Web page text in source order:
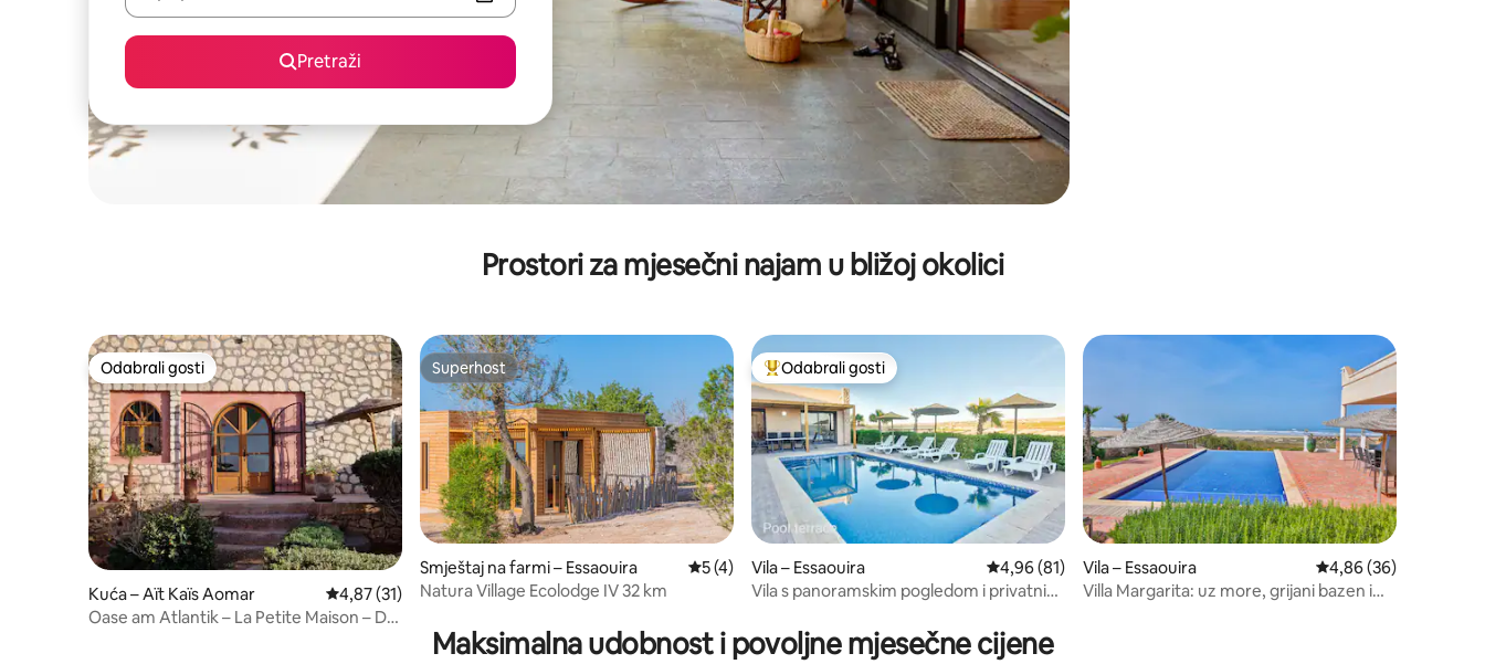
Pretraži
Prostori za mjesečni najam u bližoj okolici
Odabrali gosti
Odabrali gosti
Kuća – Aït Kaïs Aomar Prosječna ocjena: 4,87/5, recenzija: 31
4,87 (31)
Oase am Atlantik – La Petite Maison – Dar
Superhost
Superhost
Smještaj na farmi – Essaouira Prosječna ocjena: 5/5, recenzija: 4
5 (4)
Natura Village Ecolodge IV 32 km
Među najviše rangiranima s oznakom „Odabrali gosti”
Odabrali gosti
Vila – Essaouira Prosječna ocjena: 4,96/5, recenzija: 81
4,96 (81)
Vila s panoramskim pogledom i privatnim
Vila – Essaouira Prosječna ocjena:
4,86 (36)
Villa Margarita: uz more, grijani bazen i
Maksimalna udobnost i povoljne mjesečne cijene